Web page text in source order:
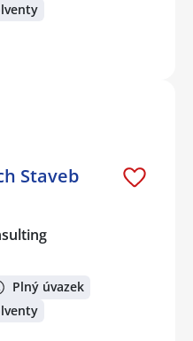
Staveb
Plný úvazek